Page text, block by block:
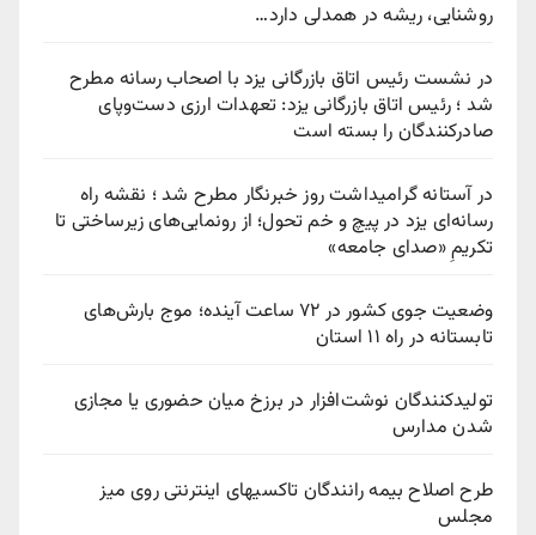
روشنایی، ریشه در همدلی دارد…
در نشست رئیس اتاق بازرگانی یزد با اصحاب رسانه مطرح
شد ؛ رئیس اتاق بازرگانی یزد: تعهدات ارزی دست‌وپای
صادرکنندگان را بسته است
در آستانه گرامیداشت روز خبرنگار مطرح شد ؛ نقشه راه
رسانه‌ای یزد در پیچ‌ و خم تحول؛ از رونمایی‌های زیرساختی تا
تکریمِ «صدای جامعه»
وضعیت جوی کشور در ۷۲ ساعت آینده؛ موج بارش‌های
تابستانه در راه ۱۱ استان
تولیدکنندگان نوشت‌افزار در برزخ میان حضوری یا مجازی
شدن مدارس
طرح اصلاح بیمه رانندگان تاکسیهای اینترنتی روی میز
مجلس